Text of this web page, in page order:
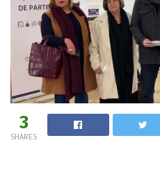
3
SHARES